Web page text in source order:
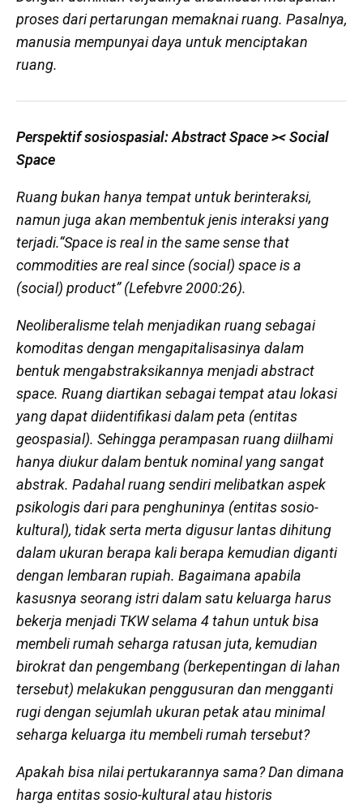
proses dari pertarungan memaknai ruang. Pasalnya,
manusia mempunyai daya untuk menciptakan
ruang.
Perspektif sosiospasial: Abstract Space >< Social
Space
Ruang bukan hanya tempat untuk berinteraksi,
namun juga akan membentuk jenis interaksi yang
terjadi.“Space is real in the same sense that
commodities are real since (social) space is a
(social) product”(Lefebvre 2000:26).
Neoliberalisme telah menjadikan ruang sebagai
komoditas dengan mengapitalisasinya dalam
bentuk mengabstraksikannya menjadiabstract
space. Ruang diartikan sebagai tempat atau lokasi
yang dapat diidentifikasi dalam peta (entitas
geospasial). Sehingga perampasan ruang diilhami
hanya diukur dalam bentuk nominal yang sangat
abstrak. Padahal ruang sendiri melibatkan aspek
psikologis dari para penghuninya (entitas sosio-
kultural), tidak serta merta digusur lantas dihitung
dalam ukuran berapa kali berapa kemudian diganti
dengan lembaran rupiah. Bagaimana apabila
kasusnya seorang istri dalam satu keluarga harus
bekerja menjadi TKW selama 4 tahun untuk bisa
membeli rumah seharga ratusan juta, kemudian
birokrat dan pengembang (berkepentingan di lahan
tersebut) melakukan penggusuran dan mengganti
rugi dengan sejumlah ukuran petak atau minimal
seharga keluarga itu membeli rumah tersebut?
Apakah bisa nilai pertukarannya sama? Dan dimana
harga entitas sosio-kultural atau historis